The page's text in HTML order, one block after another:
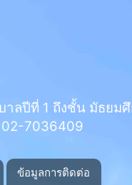
ลปีที่ 1 ถึงชั้น มัธยม
02-7036409
ข้อมูลการติดต่อ